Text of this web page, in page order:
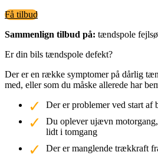
Få tilbud
Sammenlign tilbud på: tændspole
Er din bils tændspole defekt?
Der er en række symptomer på dårlig
med, eller som du måske allerede har
Der er problemer ved start af
Du oplever ujævn
lidt i tomgang
Der er manglende trækkraft